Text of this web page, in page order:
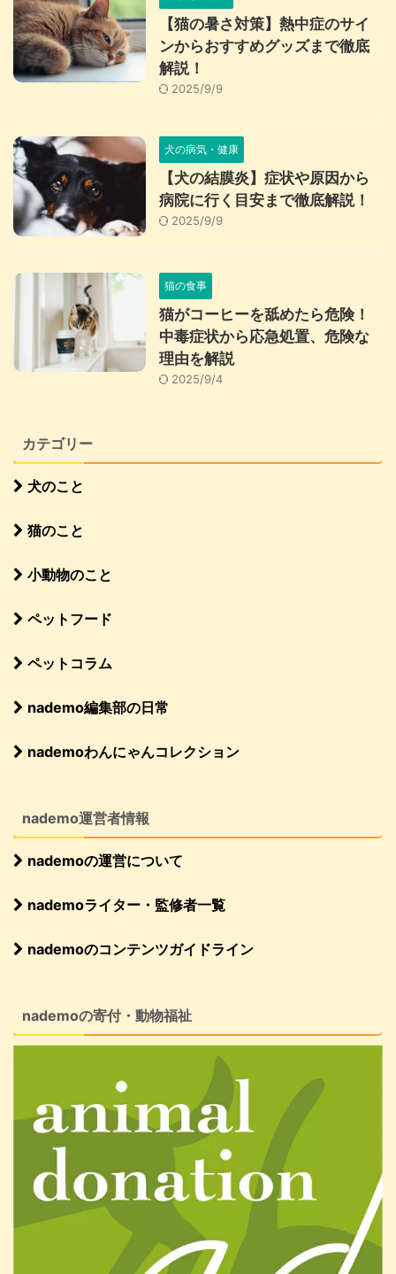
【猫の暑さ対策】熱中症のサイ
ンからおすすめグッズまで徹底
解説！
2025/9/9
犬の病気・健康
【犬の結膜炎】症状や原因から
病院に行く目安まで徹底解説！
2025/9/9
猫の食事
猫がコーヒーを舐めたら危険！
中毒症状から応急処置、危険な
理由を解説
2025/9/4
カテゴリー
犬のこと
猫のこと
小動物のこと
ペットフード
ペットコラム
nademo編集部の日常
nademoわんにゃんコレクション
nademo運営者情報
nademoの運営について
nademoライター・監修者一覧
nademoのコンテンツガイドライン
nademoの寄付・動物福祉